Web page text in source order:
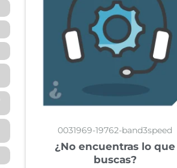
0031969-19762-band3speed
¿No encuentras lo que
buscas?